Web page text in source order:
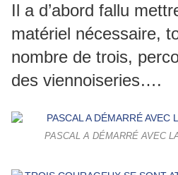
Il a d’abord fallu
matériel nécessaire,
nombre de trois,
des viennoiseries….
PASCAL A DÉMARRÉ AVEC